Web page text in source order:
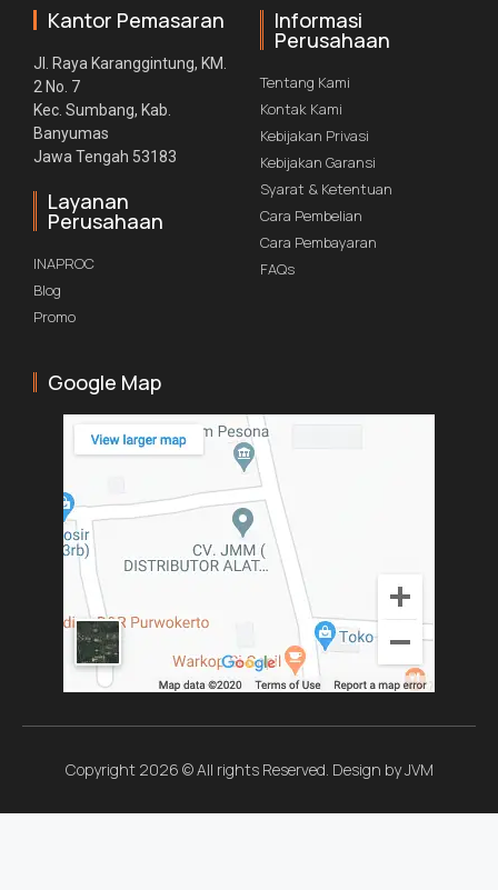
Kantor Pemasaran
Jl. Raya Karanggintung, KM.
2 No. 7
Kec. Sumbang, Kab.
Banyumas
Jawa Tengah 53183
Layanan
Perusahaan
INAPROC
Blog
Promo
Informasi
Perusahaan
Tentang Kami
Kontak Kami
Kebijakan Privasi
Kebijakan Garansi
Syarat & Ketentuan
Cara Pembelian
Cara Pembayaran
FAQs
Google Map
Copyright 2026 © All rights Reserved. Design by JVM